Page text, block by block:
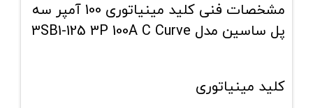
مشخصات فنی کلید مینیاتوری 100 آمپر سه
پل ساسین مدل 3SB1-125 3P 100A C Curve
کلید مینیاتوری